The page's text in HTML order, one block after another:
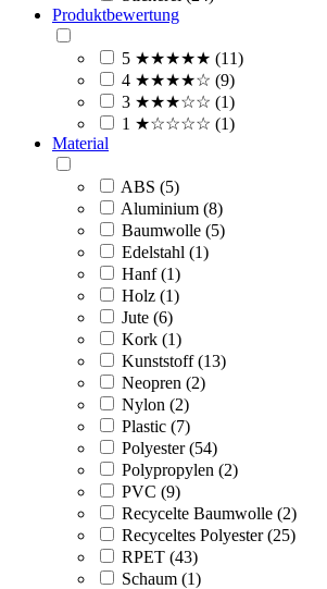
Produktbewertung
5 ★★★★★ (11)
4 ★★★★☆ (9)
3 ★★★☆☆ (1)
1 ★☆☆☆☆ (1)
Material
ABS (5)
Aluminium (8)
Baumwolle (5)
Edelstahl (1)
Hanf (1)
Holz (1)
Jute (6)
Kork (1)
Kunststoff (13)
Neopren (2)
Nylon (2)
Plastic (7)
Polyester (54)
Polypropylen (2)
PVC (9)
Recycelte Baumwolle (2)
Recyceltes Polyester (25)
RPET (43)
Schaum (1)